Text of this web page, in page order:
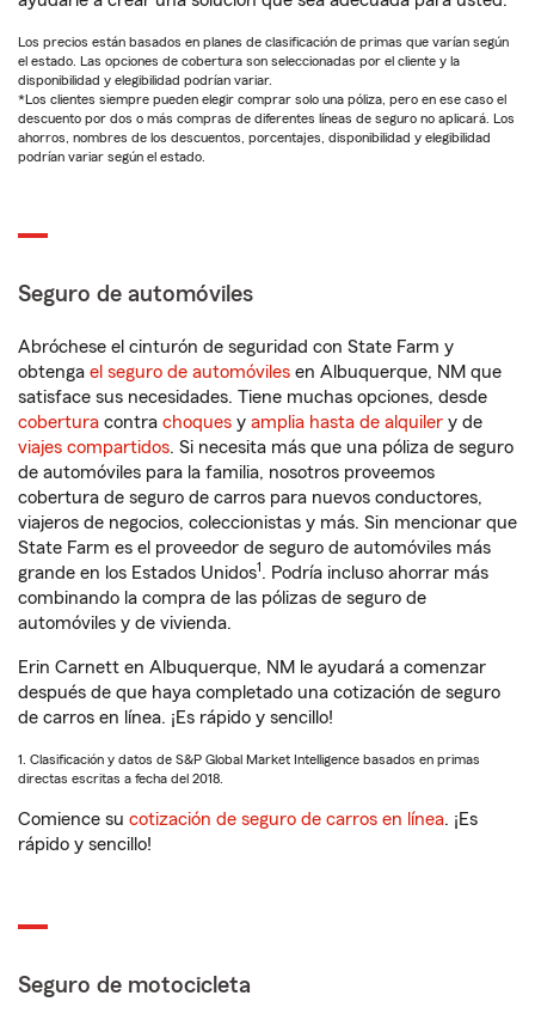
Los precios están basados en planes de clasificación de primas que varían según
el estado. Las opciones de cobertura son seleccionadas por el cliente y la
disponibilidad y elegibilidad podrían variar.
*Los clientes siempre pueden elegir comprar solo una póliza, pero en ese caso el
descuento por dos o más compras de diferentes líneas de seguro no aplicará. Los
ahorros, nombres de los descuentos, porcentajes, disponibilidad y elegibilidad
podrían variar según el estado.
Seguro de automóviles
Abróchese el cinturón de seguridad con State Farm y
obtenga el seguro de automóviles en Albuquerque, NM que
satisface sus necesidades. Tiene muchas opciones, desde
cobertura contra choques y amplia hasta de alquiler y de
viajes compartidos. Si necesita más que una póliza de seguro
de automóviles para la familia, nosotros proveemos
cobertura de seguro de carros para nuevos conductores,
viajeros de negocios, coleccionistas y más. Sin mencionar que
State Farm es el proveedor de seguro de automóviles más
grande en los Estados Unidos1. Podría incluso ahorrar más
combinando la compra de las pólizas de seguro de
automóviles y de vivienda.
Erin Carnett en Albuquerque, NM le ayudará a comenzar
después de que haya completado una cotización de seguro
de carros en línea. ¡Es rápido y sencillo!
1. Clasificación y datos de S&P Global Market Intelligence basados en primas
directas escritas a fecha del 2018.
Comience su cotización de seguro de carros en línea. ¡Es
rápido y sencillo!
Seguro de motocicleta